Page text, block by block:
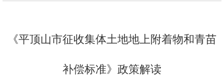
《平顶山市征收集体土地地上附着物和青苗
补偿标准》政策解读